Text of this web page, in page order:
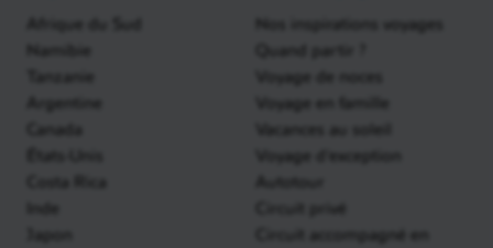
Afrique du Sud
Namibie
Tanzanie
Argentine
Canada
États-Unis
Costa Rica
Inde
Japon
Nos inspirations voyages
Quand partir ?
Voyage de noces
Voyage en famille
Vacances au soleil
Voyage d'exception
Autotour
Circuit privé
Circuit accompagné en